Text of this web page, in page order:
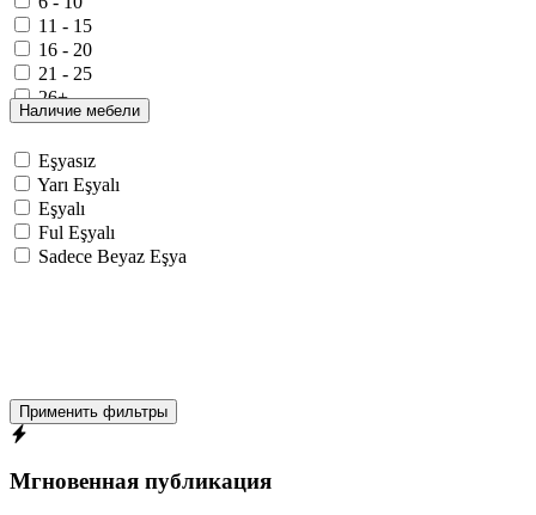
11 - 15
16 - 20
21 - 25
26+
Наличие мебели
Eşyasız
Yarı Eşyalı
Eşyalı
Ful Eşyalı
Sadece Beyaz Eşya
Применить фильтры
Мгновенная публикация